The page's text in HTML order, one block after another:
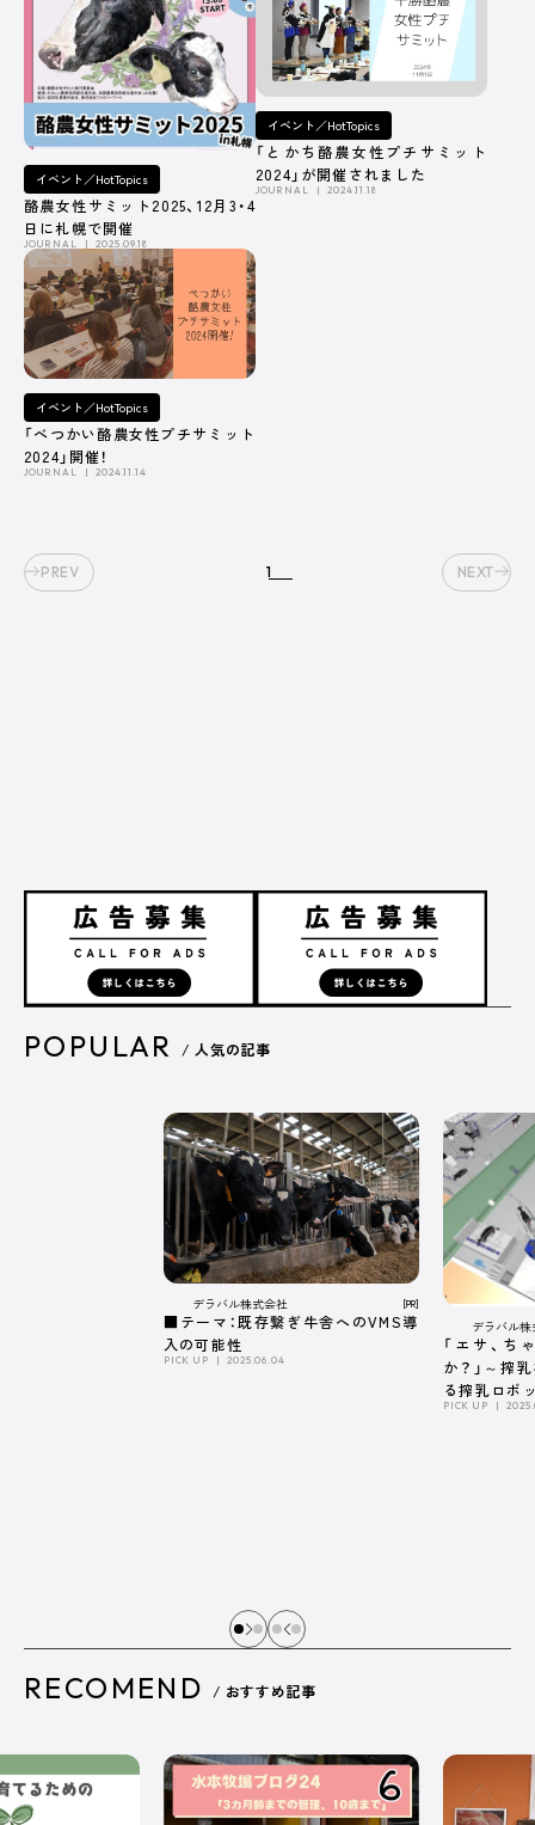
オルテック・ジ
ャパン合同会社
アサヒバイオサ
イクル株式会社
株式会社コーン
ズ・エージー
デラバル
ABOUT US
株式会社デーリィジャパン社は、酪農総合情報誌『Dairy
Japan』をはじめとする酪農家のための出版会社。
酪農がますます面白くなり、酪農場がどんどん魅力的になってい
く―そのための酪農専門誌を出版しています。
創業
代表取締役
イベント／HotTopics
酪農女性サミット2025、12月3・4
日に札幌で開催
JOURNAL 2025.09.18
イベント／HotTopics
「とかち酪農女性プチサミット
2024」が開催されました
JOURNAL 2024.11.18
イベント／HotTopics
「べつかい酪農女性プチサミット
2024」開催！
JOURNAL 2024.11.14
PREV 1 NEXT
POPULAR / 人気の記事
デラバル株式会社 [PR]
■テーマ：既存繋ぎ牛舎へのVMS導
入の可能性
PICK UP 2025.06.04
デラバル
「エサ、ち
か？」～搾
る搾乳ロボ
係～
PICK UP
RECOMEND / おすすめ記事